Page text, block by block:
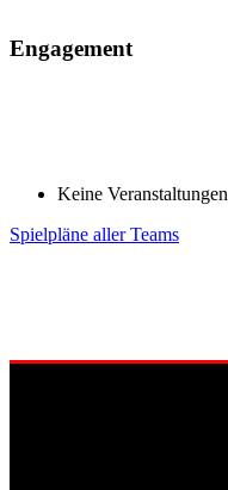
Engagement
Keine Veranstaltungen
Spielpläne aller Teams